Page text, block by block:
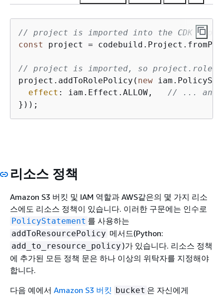
// project is imported into the CDK
const
project =
// project is imported, so project.role
project.addToRolePolicy( new
effect : iam.Effect.ALLOW, // ... and
}));
리소스 정책
Amazon S3 버킷 및 IAM 역할과 AWS같은의 몇 가지 리소
스에도 리소스 정책이 있습니다. 이러한 구문에는 인수로
PolicyStatement 를 사용하는
addToResourcePolicy 메서드(Python:
add_to_resource_policy )가 있습니다. 리소스 정책
에 추가된 모든 정책 문은 하나 이상의 위탁자를 지정해야
합니다.
다음 예에서 Amazon S3 버킷 bucket 은 자신에게